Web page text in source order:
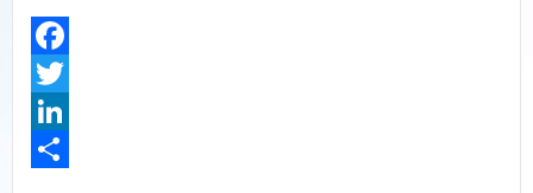
Facebook
Twitter
LinkedIn